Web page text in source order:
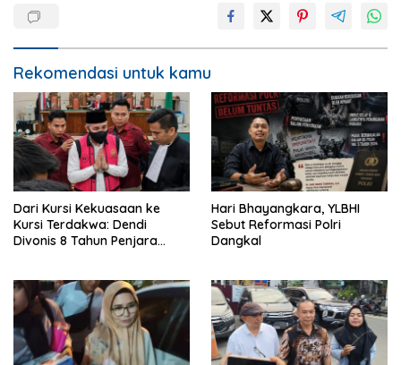
Rekomendasi untuk kamu
Dari Kursi Kekuasaan ke
Kursi Terdakwa: Dendi
Divonis 8 Tahun Penjara
Hari Bhayangkara, YLBHI
Sebut Reformasi Polri
Dangkal